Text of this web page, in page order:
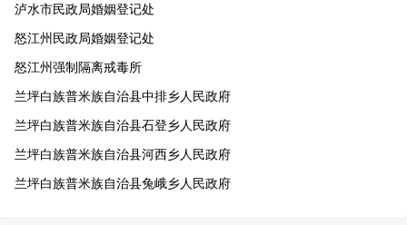
泸水市民政局婚姻登记处
怒江州民政局婚姻登记处
怒江州强制隔离戒毒所
兰坪白族普米族自治县中排乡人民政府
兰坪白族普米族自治县石登乡人民政府
兰坪白族普米族自治县河西乡人民政府
兰坪白族普米族自治县兔峨乡人民政府